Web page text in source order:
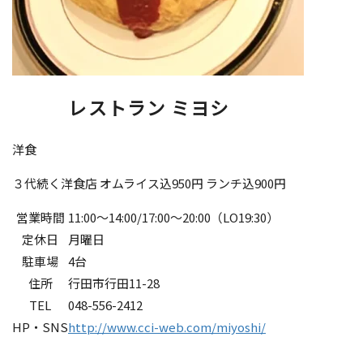
レストラン ミヨシ
洋食
３代続く洋食店 オムライス込950円 ランチ込900円
営業時間 11:00～14:00/17:00～20:00（LO19:30）
定休日
月曜日
駐車場 4台
住所
行田市行田11-28
TEL
048-556-2412
HP・SNShttp://www.cci-web.com/miyoshi/